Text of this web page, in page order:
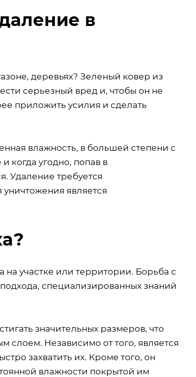
в
деревьях? Зеленый ковер из
серьезный вред и, чтобы он не
приложить усилия и сделать
влажность, в большей степени с
когда угодно, попав в
Удаление требуется
является
участке или территории. Борьба с
специализированных знаний
значительных размеров, что
Независимо от того, является
захватить их. Кроме того, он
влажности покрытой им